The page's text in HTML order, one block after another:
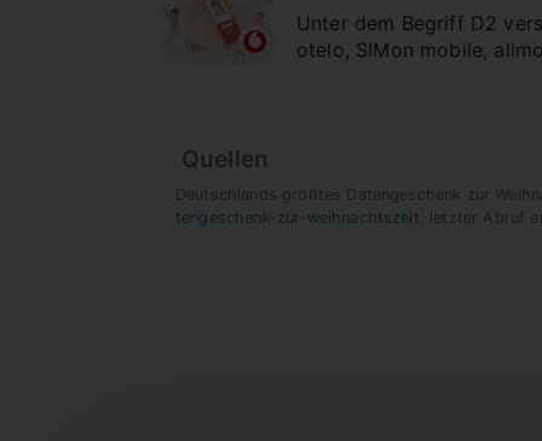
Unter dem Begriff D2
otelo, SIMon mobile,
Quellen
Deutschlands größtes Datengeschenk zur
tengeschenk-zur-weihnachtszeit , letzter Abruf